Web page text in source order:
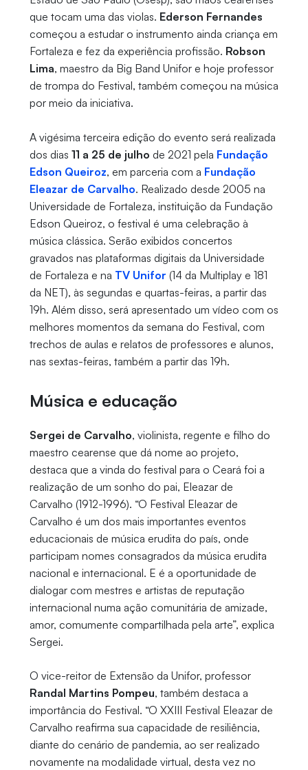
que tocam uma das violas. Ederson Fernandes
começou a estudar o instrumento ainda criança em
Fortaleza e fez da experiência profissão. Robson
Lima, maestro da Big Band Unifor e hoje professor
de trompa do Festival, também começou na música
por meio da iniciativa.
A vigésima terceira edição do evento será realizada
dos dias 11 a 25 de julho de 2021 pela Fundação
Edson Queiroz, em parceria com a Fundação
Eleazar de Carvalho. Realizado desde 2005 na
Universidade de Fortaleza, instituição da Fundação
Edson Queiroz, o festival é uma celebração à
música clássica. Serão exibidos concertos
gravados nas plataformas digitais da Universidade
de Fortaleza e na TV Unifor (14 da Multiplay e 181
da NET), às segundas e quartas-feiras, a partir das
19h. Além disso, será apresentado um vídeo com os
melhores momentos da semana do Festival, com
trechos de aulas e relatos de professores e alunos,
nas sextas-feiras, também a partir das 19h.
Música e educação
Sergei de Carvalho, violinista, regente e filho do
maestro cearense que dá nome ao projeto,
destaca que a vinda do festival para o Ceará foi a
realização de um sonho do pai, Eleazar de
Carvalho (1912-1996). “O Festival Eleazar de
Carvalho é um dos mais importantes eventos
educacionais de música erudita do país, onde
participam nomes consagrados da música erudita
nacional e internacional. E é a oportunidade de
dialogar com mestres e artistas de reputação
internacional numa ação comunitária de amizade,
amor, comumente compartilhada pela arte”, explica
Sergei.
O vice-reitor de Extensão da Unifor, professor
Randal Martins Pompeu, também destaca a
importância do Festival. “O XXIII Festival Eleazar de
Carvalho reafirma sua capacidade de resiliência,
diante do cenário de pandemia, ao ser realizado
novamente na modalidade virtual, desta vez no